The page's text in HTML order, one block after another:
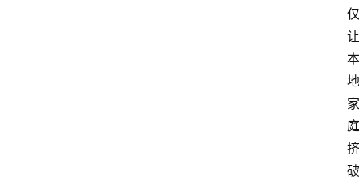
仅
让
本
地
家
庭
挤
破